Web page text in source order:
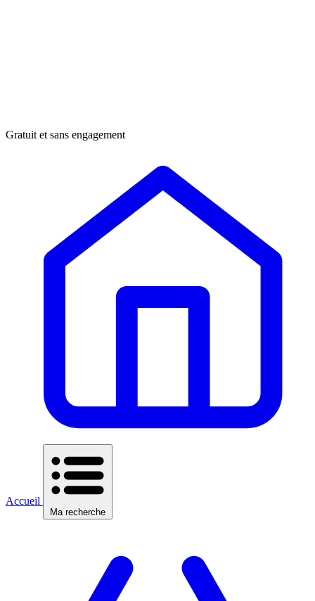
Gratuit et sans engagement
Accueil
Ma recherche